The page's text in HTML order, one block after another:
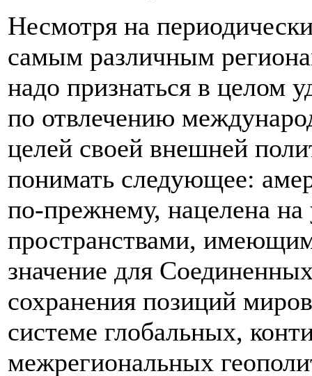
Несмотря на
самым различным
надо признаться в целом
по отвлечению
целей своей внешней
понимать следующее:
по-прежнему, нацелена на
пространствами,
значение для
сохранения позиций
системе глобальных,
межрегиональных